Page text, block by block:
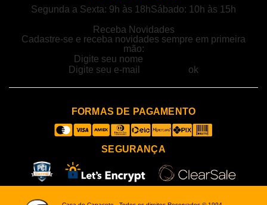
Segunda a Sexta: 9h às 18hSábado: 10h às 15h
Receba Novidades
Cadastre-se e receba novidades sempre em primeira
mão:
FORMAS DE PAGAMENTO
SEGURANÇA